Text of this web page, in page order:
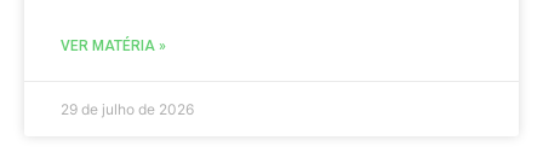
VER MATÉRIA »
29 de julho de 2026